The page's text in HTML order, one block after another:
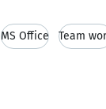
MS Office Team